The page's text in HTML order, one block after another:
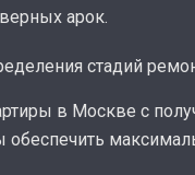
арок.
стадий
в Москве с